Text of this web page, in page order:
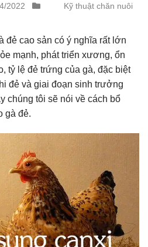
2022 Kỹ thuật chăn nuôi
đẻ cao sản có ý nghĩa rất lớn
mạnh, phát triển xương, ổn
tỷ lệ đẻ trứng của gà, đặc biệt
đẻ và giai đoạn sinh trưởng
chúng tôi sẽ nói về cách bổ
gà đẻ.